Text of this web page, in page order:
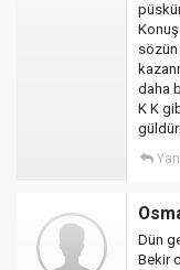
sözün
daha
K K
Dün
Bekir